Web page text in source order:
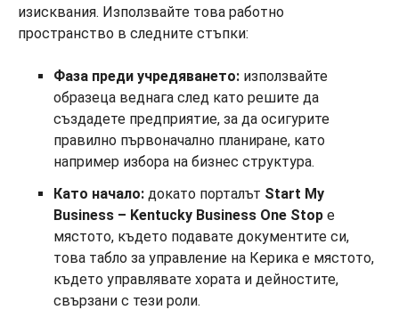
изисквания. Използвайте това работно
пространство в следните стъпки:
Фаза преди учредяването: използвайте
образеца веднага след като решите да
създадете предприятие, за да осигурите
правилно първоначално планиране, като
например избора на бизнес структура.
Като начало: докато порталът Start My
Business – Kentucky Business One Stop е
мястото, където подавате документите си,
това табло за управление на Керика е мястото,
където управлявате хората и дейностите,
свързани с тези роли.